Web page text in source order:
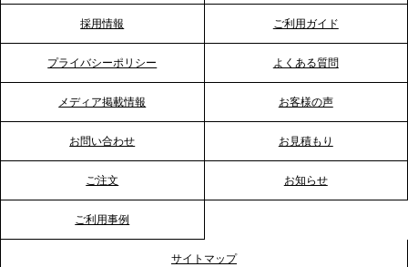
RKB毎日放送「RKB NEWS」で、2ndTable「恵方
巻きケータリング」が紹介されました
2026.1.20
ーションを活性化
2025.12.12
採用情報 ご利用ガイド
プライバシーポリシー よくある質問
メディア掲載情報 お客様の声
お問い合わせ お見積もり
ご注文 お知らせ
ご利用事例
サイトマップ